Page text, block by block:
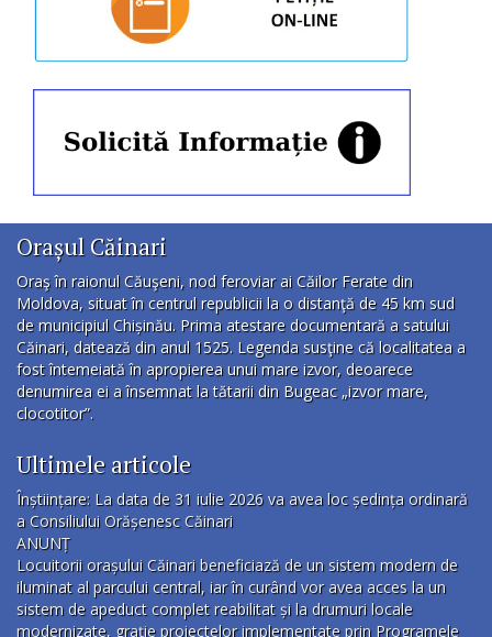
Orașul Căinari
Oraş în raionul Căuşeni, nod feroviar ai Căilor Ferate din
Moldova, situat în centrul republicii la o distanţă de 45 km sud
de municipiul Chișinău. Prima atestare documentară a satului
Căinari, datează din anul 1525. Legenda susţine că localitatea a
fost întemeiată în apropierea unui mare izvor, deoarece
denumirea ei a însemnat la tătarii din Bugeac „izvor mare,
clocotitor”.
Ultimele articole
Înștiințare: La data de 31 iulie 2026 va avea loc ședința ordinară
a Consiliului Orășenesc Căinari
ANUNȚ
Locuitorii orașului Căinari beneficiază de un sistem modern de
iluminat al parcului central, iar în curând vor avea acces la un
sistem de apeduct complet reabilitat și la drumuri locale
modernizate, grație proiectelor implementate prin Programele